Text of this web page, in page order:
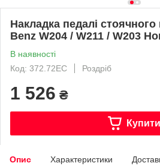
Накладка педалі
Benz W204 / W211 / W203
В наявності
Код: 372.72EC
Роздріб
1 526 ₴
Купити
Опис Характеристики